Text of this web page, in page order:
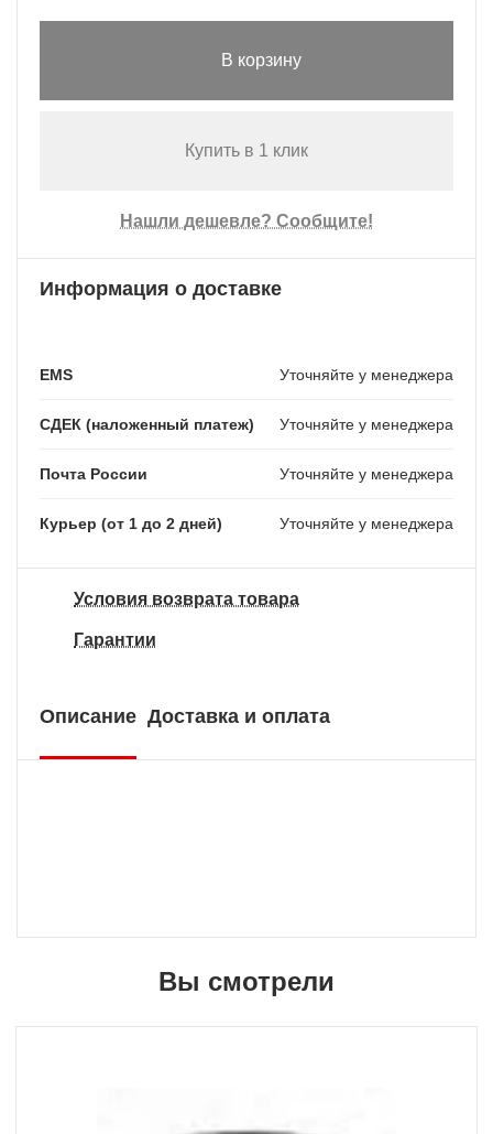
В корзину
Купить в 1 клик
Нашли дешевле? Сообщите!
Информация о доставке
EMS Уточняйте у менеджера
СДЕК (наложенный платеж) Уточняйте у менеджера
Почта России Уточняйте у менеджера
Курьер (от 1 до 2 дней) Уточняйте у менеджера
Условия возврата товара
Гарантии
Описание Доставка и оплата
Вы смотрели